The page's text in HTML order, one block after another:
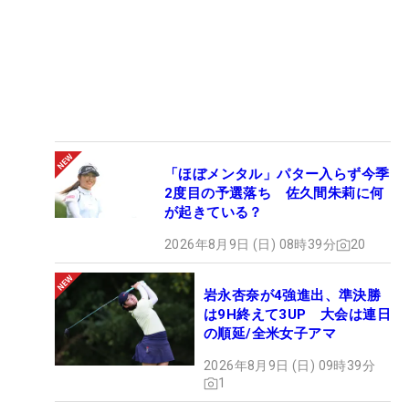
「ほぼメンタル」パター入らず今季
2度目の予選落ち 佐久間朱莉に何
が起きている？
2026年8月9日 (日) 08時39分 20
岩永杏奈が4強進出、準決勝
は9H終えて3UP 大会は連日
の順延/全米女子アマ
2026年8月9日 (日) 09時39分
1